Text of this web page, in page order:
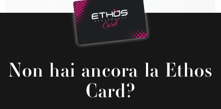
Non hai ancora la Ethos
Card?